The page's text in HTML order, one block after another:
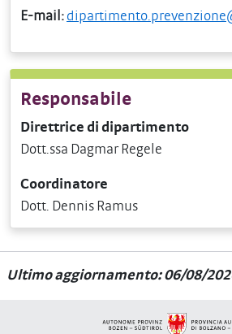
E-mail:
Responsabile
Direttrice di dipartimento
Dott.ssa Dagmar Regele
Coordinatore
Dott. Dennis Ramus
Ultimo aggiornamento: 06/08/